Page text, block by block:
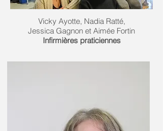
Vicky Ayotte, Nadia Ratté,
Jessica Gagnon et Aimée Fortin
Infirmières praticiennes